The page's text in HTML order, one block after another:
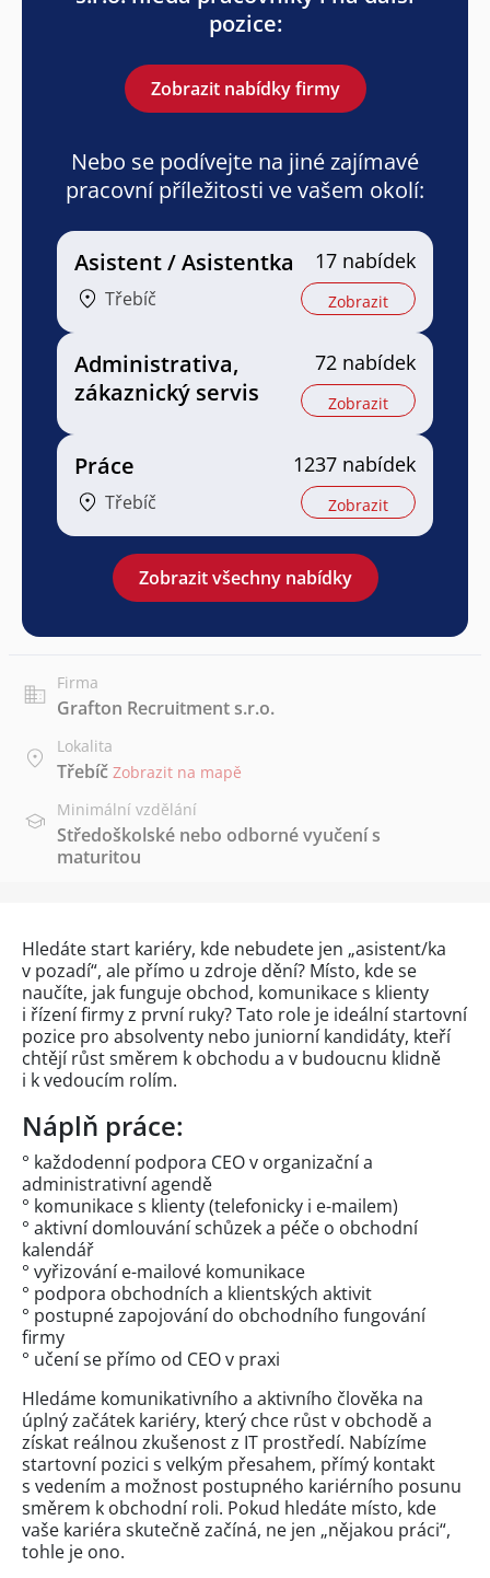
pozice:
Zobrazit nabídky firmy
Nebo se podívejte na jiné zajímavé
pracovní příležitosti ve vašem okolí:
Asistent / Asistentka
Třebíč
17 nabídek
Zobrazit
Administrativa,
zákaznický servis
72 nabídek
Zobrazit
Práce
Třebíč
1237 nabídek
Zobrazit
Zobrazit všechny nabídky
Firma
Grafton Recruitment s.r.o.
Lokalita
Třebíč Zobrazit na mapě
Minimální vzdělání
Středoškolské nebo odborné vyučení s
maturitou
Hledáte start kariéry, kde nebudete jen „asistent/ka
v pozadí“, ale přímo u zdroje dění? Místo, kde se
naučíte, jak funguje obchod, komunikace s klienty
i řízení firmy z první ruky? Tato role je ideální startovní
pozice pro absolventy nebo juniorní kandidáty, kteří
chtějí růst směrem k obchodu a v budoucnu klidně
i k vedoucím rolím.
Náplň práce:
° každodenní podpora CEO v organizační a
administrativní agendě
° komunikace s klienty (telefonicky i e-mailem)
° aktivní domlouvání schůzek a péče o obchodní
kalendář
° vyřizování e-mailové komunikace
° podpora obchodních a klientských aktivit
° postupné zapojování do obchodního fungování
firmy
° učení se přímo od CEO v praxi
Hledáme komunikativního a aktivního člověka na
úplný začátek kariéry, který chce růst v obchodě a
získat reálnou zkušenost z IT prostředí. Nabízíme
startovní pozici s velkým přesahem, přímý kontakt
s vedením a možnost postupného kariérního posunu
směrem k obchodní roli. Pokud hledáte místo, kde
vaše kariéra skutečně začíná, ne jen „nějakou práci“,
tohle je ono.